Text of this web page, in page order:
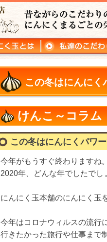
この冬はにんにく
けんこ～コラム
この冬はにんにくパワ
今年がもうすぐ終わりますね。
2020年、どんな年でしたでし
にんにく玉本舗のにんにく玉
今年はコロナウィルスの流行
行きたかった旅行や仕事まで